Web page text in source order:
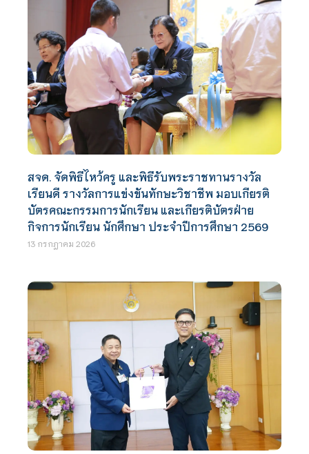
สจด. จัดพิธีไหว้ครู และพิธีรับพระราชทานรางวัล
เรียนดี รางวัลการแข่งขันทักษะวิชาชีพ มอบเกียรติ
บัตรคณะกรรมการนักเรียน และเกียรติบัตรฝ่าย
กิจการนักเรียน นักศึกษา ประจำปีการศึกษา 2569
13 กรกฎาคม 2026